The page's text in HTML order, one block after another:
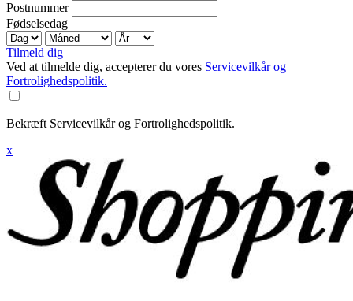
Postnummer
Fødselsedag
Tilmeld dig
Ved at tilmelde dig, accepterer du vores Servicevilkår og
Fortrolighedspolitik.
Bekræft Servicevilkår og Fortrolighedspolitik.
x